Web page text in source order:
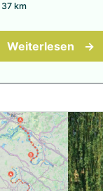
km
Weiterlesen →